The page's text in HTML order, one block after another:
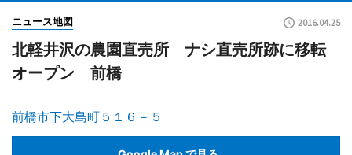
ニュース地図 2016.04.25
北軽井沢の農園直売所 ナシ直売所跡に移転
オープン 前橋
前橋市下大島町５１６－５